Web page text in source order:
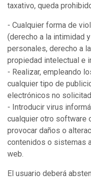
taxativo, queda
- Cualquier forma de
(derecho a la intimidad
personales, derecho a
propiedad intelectual e
- Realizar, empleando
cualquier tipo de
electrónicos no
- Introducir virus
cualquier otro software
provocar daños o
contenidos o sistemas
web.
El usuario deberá